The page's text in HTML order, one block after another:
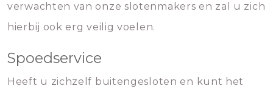
verwachten van onze slotenmakers en zal u zich
hierbij ook erg veilig voelen.
Spoedservice
Heeft u zichzelf buitengesloten en kunt het